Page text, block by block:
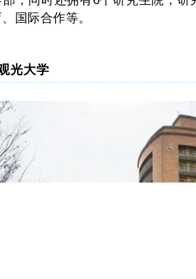
国际合作等。
光大学